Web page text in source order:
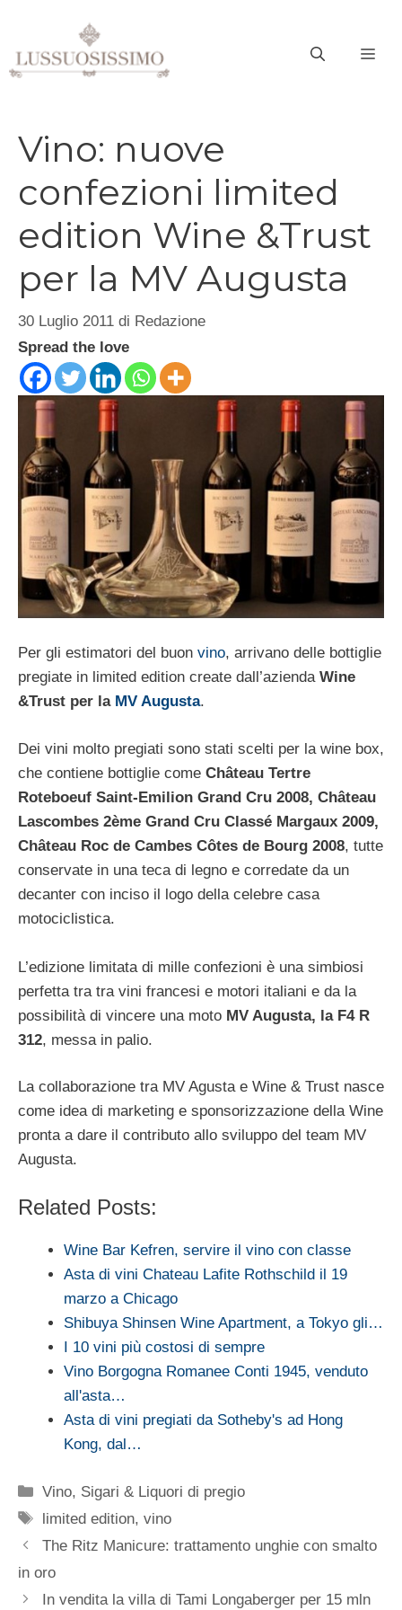
contenuto
Vino: nuove
confezioni limited
edition Wine &Trust
per la MV Augusta
30 Luglio 2011 di Redazione
Spread the love
Per gli estimatori del buon vino, arrivano delle bottiglie
pregiate in limited edition create dall’azienda Wine
&Trust per la MV Augusta.
Dei vini molto pregiati sono stati scelti per la wine box,
che contiene bottiglie come Château Tertre
Roteboeuf Saint-Emilion Grand Cru 2008, Château
Lascombes 2ème Grand Cru Classé Margaux 2009,
Château Roc de Cambes Côtes de Bourg 2008, tutte
conservate in una teca di legno e corredate da un
decanter con inciso il logo della celebre casa
motociclistica.
L’edizione limitata di mille confezioni è una simbiosi
perfetta tra tra vini francesi e motori italiani e da la
possibilità di vincere una moto MV Augusta, la F4 R
312, messa in palio.
La collaborazione tra MV Agusta e Wine & Trust nasce
come idea di marketing e sponsorizzazione della Wine
pronta a dare il contributo allo sviluppo del team MV
Augusta.
Related Posts:
Wine Bar Kefren, servire il vino con classe
Asta di vini Chateau Lafite Rothschild il 19
marzo a Chicago
Shibuya Shinsen Wine Apartment, a Tokyo gli…
I 10 vini più costosi di sempre
Vino Borgogna Romanee Conti 1945, venduto
all'asta…
Asta di vini pregiati da Sotheby's ad Hong
Kong, dal…
Categorie
Vino, Sigari & Liquori di pregio
Tag
limited edition,vino
The Ritz Manicure: trattamento unghie con smalto
in oro
In vendita la villa di Tami Longaberger per 15 mln